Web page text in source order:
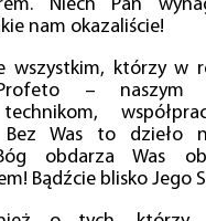
Niech Pan
nam okazaliście!
wszystkim, którzy w
– naszym
Bez Was to dzieło
obdarza Was
Bądźcie blisko Jego